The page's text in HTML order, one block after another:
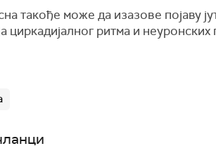
такође може да изазове појаву
циркадијалног ритма и неуронских